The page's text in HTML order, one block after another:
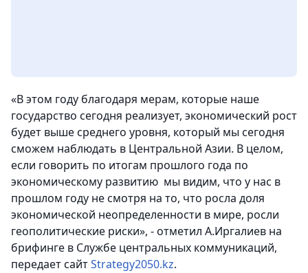
«В этом году благодаря мерам, которые наше
государство сегодня реализует, экономический рост
будет выше среднего уровня, который мы сегодня
сможем наблюдать в Центральной Азии. В целом,
если говорить по итогам прошлого года по
экономическому развитию мы видим, что у нас в
прошлом году не смотря на то, что росла доля
экономической неопределенности в мире, росли
геополитические риски», - отметил А.Иргалиев на
брифинге в Службе центральных коммуникаций,
передает сайтStrategy2050.kz.